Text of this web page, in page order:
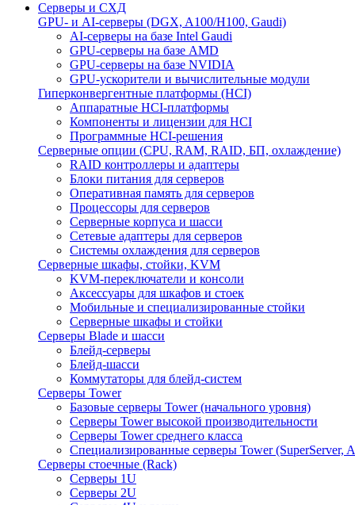
Серверы и СХД
GPU- и AI-серверы (DGX, A100/H100, Gaudi)
AI-серверы на базе Intel Gaudi
GPU-серверы на базе AMD
GPU-серверы на базе NVIDIA
GPU-ускорители и вычислительные модули
Гиперконвергентные платформы (HCI)
Аппаратные HCI-платформы
Компоненты и лицензии для HCI
Программные HCI-решения
Серверные опции (CPU, RAM, RAID, БП, охлаждение)
RAID контроллеры и адаптеры
Блоки питания для серверов
Оперативная память для серверов
Процессоры для серверов
Серверные корпуса и шасси
Сетевые адаптеры для серверов
Системы охлаждения для серверов
Серверные шкафы, стойки, KVM
KVM-переключатели и консоли
Аксессуары для шкафов и стоек
Мобильные и специализированные стойки
Серверные шкафы и стойки
Серверы Blade и шасси
Блейд-серверы
Блейд-шасси
Коммутаторы для блейд-систем
Серверы Tower
Базовые серверы Tower (начального уровня)
Серверы Tower высокой производительности
Серверы Tower среднего класса
Специализированные серверы Tower (SuperServer,
Серверы стоечные (Rack)
Серверы 1U
Серверы 2U